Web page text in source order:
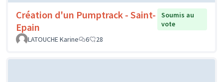
Création d'un Pumptrack - Saint-
Epain
Soumis au
vote
LATOUCHE Karine
6 28